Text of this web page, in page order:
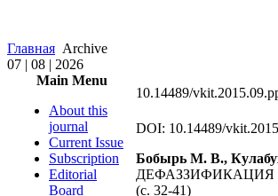
Главная Archive
07 | 08 | 2026
Main Menu
About this
journal
Current Issue
Subscription
Editorial
Board
10.14489/
DOI: 10.14489/
Бобырь М. В.,
(с. 32-41)